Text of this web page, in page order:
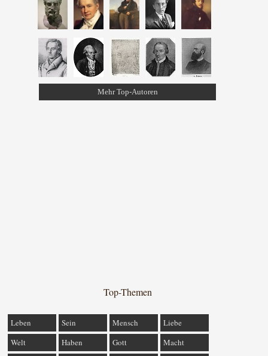
Mehr Top-Autoren
Top-Themen
Leben Sein Mensch
Liebe
Welt
Haben Gott
Macht